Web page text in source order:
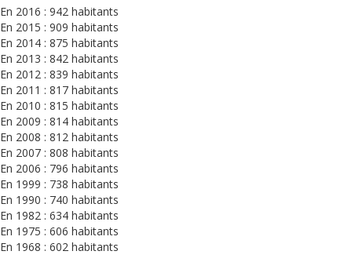
En 2016 : 942 habitants
En 2015 : 909 habitants
En 2014 : 875 habitants
En 2013 : 842 habitants
En 2012 : 839 habitants
En 2011 : 817 habitants
En 2010 : 815 habitants
En 2009 : 814 habitants
En 2008 : 812 habitants
En 2007 : 808 habitants
En 2006 : 796 habitants
En 1999 : 738 habitants
En 1990 : 740 habitants
En 1982 : 634 habitants
En 1975 : 606 habitants
En 1968 : 602 habitants